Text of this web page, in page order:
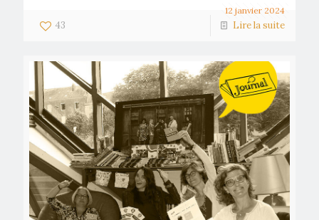
12 janvier 2024
43 Lire la suite